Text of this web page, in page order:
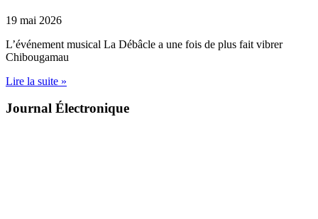
19 mai 2026
L’événement musical La Débâcle a une fois de plus fait vibrer
Chibougamau
Lire la suite »
Journal Électronique